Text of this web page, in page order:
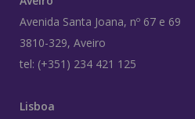
Avenida Santa Joana, nº 67 e 69
3810-329, Aveiro
tel: (+351) 234 421 125
Lisboa